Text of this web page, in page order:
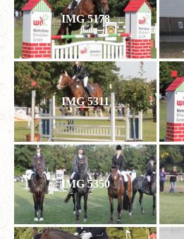
IMG 5178
IMG 5311
IMG 5350